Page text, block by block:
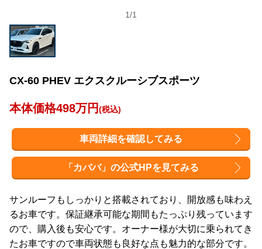
1/1
CX-60 PHEV エクスクルーシブスポーツ
本体価格498万円(税込)
車両詳細を確認してみる
「カババ」の公式HPを見てみる
サンルーフもしっかりと搭載されており、開放感も味わえ
るお車です。保証継承可能な期間もたっぷり残っています
ので、購入後も安心です。オーナー様が大切に乗られてき
たお車ですので車両状態も良好な点も魅力的な部分です。